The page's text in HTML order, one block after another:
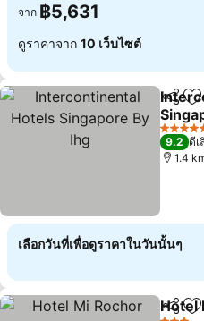
จาก ฿5,631
ดูราคาจาก 10 เว็บไซต์
แชร์ เ
ดูราคา
5 ดาว
9.2 ดีเ
1.4
เลือกวันที่เพื่อดูราคาในวันนั้นๆ
แชร์ เ
Hotel